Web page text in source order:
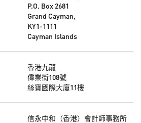
P.O. Box 2681
Grand Cayman,
KY1-1111
Cayman Islands
香港九龍
偉業街108號
絲寶國際大廈11樓
信永中和（香港）會計師事務所